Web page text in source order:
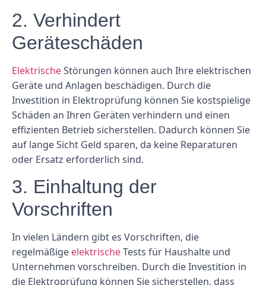
2. Verhindert
Geräteschäden
ElektrischeStörungen können auch Ihre elektrischen
Geräte und Anlagen beschädigen. Durch die
Investition in Elektroprüfung können Sie kostspielige
Schäden an Ihren Geräten verhindern und einen
effizienten Betrieb sicherstellen. Dadurch können Sie
auf lange Sicht Geld sparen, da keine Reparaturen
oder Ersatz erforderlich sind.
3. Einhaltung der
Vorschriften
In vielen Ländern gibt es Vorschriften, die
regelmäßige elektrischeTests für Haushalte und
Unternehmen vorschreiben. Durch die Investition in
die Elektroprüfung können Sie sicherstellen, dass